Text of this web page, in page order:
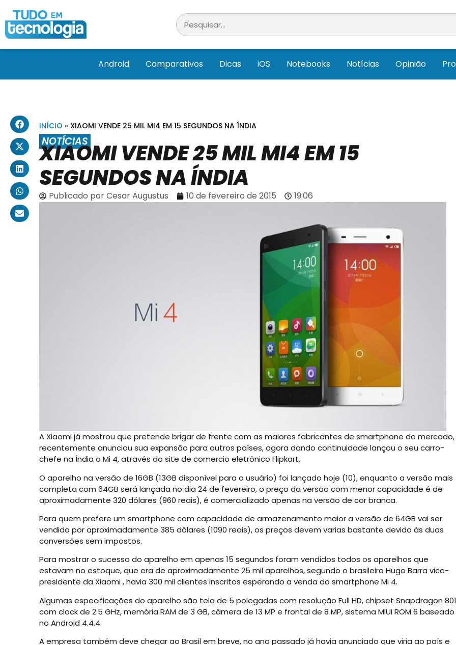
Android Comparativos Dicas iOS Notebooks Notícias Opinião
INÍCIO » XIAOMI VENDE 25 MIL MI4 EM 15 SEGUNDOS NA ÍNDIA
NOTÍCIAS
XIAOMI VENDE 25 MIL MI4 EM 15
SEGUNDOS NA ÍNDIA
Publicado porCesar Augustus 10 de fevereiro de 2015 19:06
A Xiaomi já mostrou que pretende brigar de frente com as maiores fabricantes de smartphone do mercado,
recentemente anunciou sua expansão para outros países, agora dando continuidade lançou o seu carro-
chefe na Índia o Mi 4, através do site de comercio eletrônico Flipkart.
O aparelho na versão de 16GB (13GB disponível para o usuário) foi lançado hoje (10), enquanto a versão mais
completa com 64GB será lançada no dia 24 de fevereiro, o preço da versão com menor capacidade é de
aproximadamente 320 dólares (960 reais), é comercializado apenas na versão de cor branca.
Para quem prefere um smartphone com capacidade de armazenamento maior a versão de 64GB vai ser
vendida por aproximadamente 385 dólares (1090 reais), os preços devem varias bastante devido às duas
conversões sem impostos.
Para mostrar o sucesso do aparelho em apenas 15 segundos foram vendidos todos os aparelhos que
estavam no estoque, que era de aproximadamente 25 mil aparelhos, segundo o brasileiro Hugo Barra vice-
presidente da Xiaomi , havia 300 mil clientes inscritos esperando a venda do smartphone Mi 4.
Algumas especificações do aparelho são tela de 5 polegadas com resolução Full HD, chipset Snapdragon 801
com clock de 2.5 GHz, memória RAM de 3 GB, câmera de 13 MP e frontal de 8 MP, sistema MIUI ROM 6 baseado
no Android 4.4.4.
A empresa também deve chegar ao Brasil em breve, no ano passado já havia anunciado que viria ao país e